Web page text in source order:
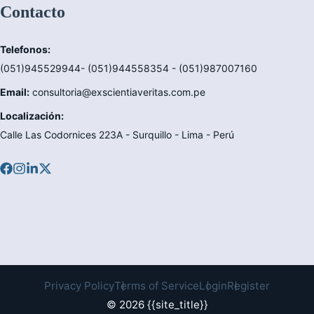
Contacto
Telefonos:
(051)945529944- (051)944558354 - (051)987007160
Email: consultoria@exscientiaveritas.com.pe
Localización:
Calle Las Codornices 223A - Surquillo - Lima - Perú
© 2026 {{site_title}}
Privacy PolicyTerms of ServiceLoginRegister